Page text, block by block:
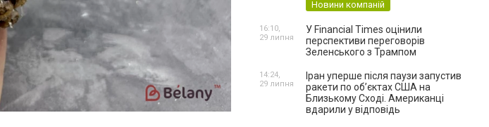
Новини компаній
У Financial Times оцінили
перспективи переговорів
Зеленського з Трампом
16:10,
29 липня
Іран уперше після паузи запустив
ракети по обʼєктах США на
Близькому Сході. Американці
вдарили у відповідь
14:24,
29 липня